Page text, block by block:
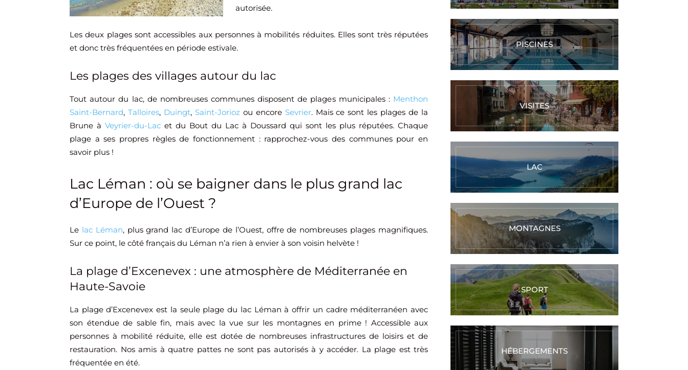
autorisée.
Les deux plages sont accessibles aux personnes à mobilités réduites. Elles sont très réputées
et donc très fréquentées en période estivale.
Les plages des villages autour du lac
Tout autour du lac, de nombreuses communes disposent de plages municipales : Menthon
Saint-Bernard, Talloires, Duingt, Saint-Jorioz ou encore Sevrier. Mais ce sont les plages de la
Brune à Veyrier-du-Lac et du Bout du Lac à Doussard qui sont les plus réputées. Chaque
plage a ses propres règles de fonctionnement : rapprochez-vous des communes pour en
savoir plus !
Lac Léman : où se baigner dans le plus grand lac
d’Europe de l’Ouest ?
Le lac Léman, plus grand lac d’Europe de l’Ouest, offre de nombreuses plages magnifiques.
Sur ce point, le côté français du Léman n’a rien à envier à son voisin helvète !
La plage d’Excenevex : une atmosphère de Méditerranée en
Haute-Savoie
La plage d’Excenevex est la seule plage du lac Léman à offrir un cadre méditerranéen avec
son étendue de sable fin, mais avec la vue sur les montagnes en prime ! Accessible aux
personnes à mobilité réduite, elle est dotée de nombreuses infrastructures de loisirs et de
restauration. Nos amis à quatre pattes ne sont pas autorisés à y accéder. La plage est très
fréquentée en été.
PISCINES
VISITES
LAC
MONTAGNES
SPORT
HÉBERGEMENTS